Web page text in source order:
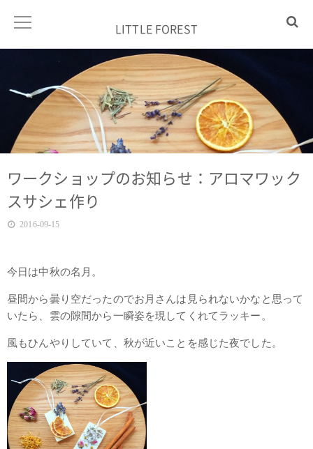
LITTLE FOREST
ワークショップのお知らせ：アロマワック
スサシェ作り
2016-09-15
今日は中秋の名月。
昼間から曇り空だったのでお月さんは見られないかなと思って
いたら、雲の隙間から一瞬姿を現してくれてラッキー。
風もひんやりしていて、秋が近いことを感じた夜でした。